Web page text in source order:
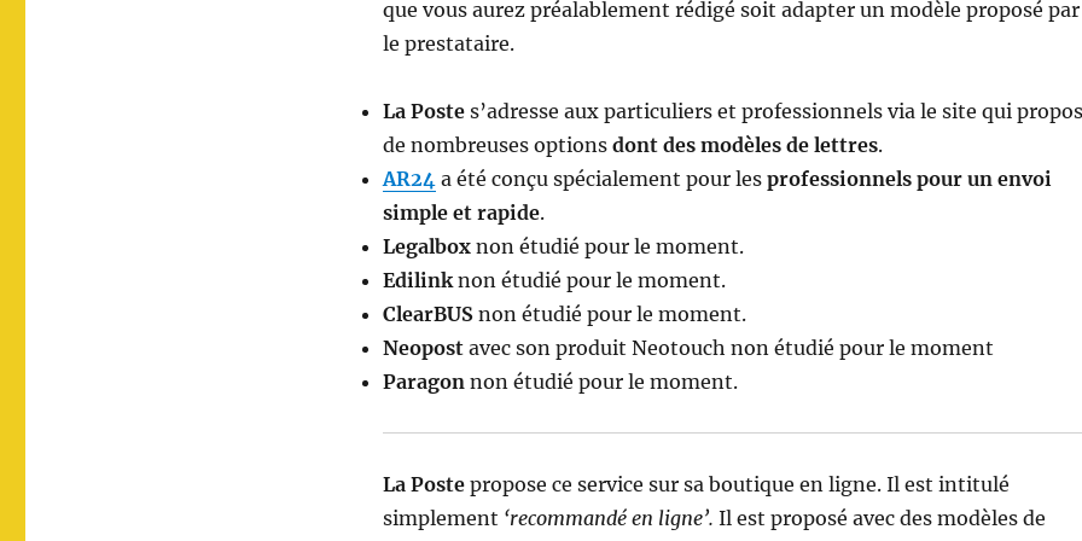
que vous aurez préalablement rédigé soit adapter un modèle proposé par
le prestataire.
La Postes’adresse aux particuliers et professionnels via le site qui
de nombreuses options dont des modèles de lettres.
AR24a été conçu spécialement pour les professionnels pour un envoi
simple et rapide.
Legalboxnon étudié pour le moment.
Edilinknon étudié pour le moment.
ClearBUSnon étudié pour le moment.
Neopostavec son produit Neotouch non étudié pour le moment
Paragonnon étudié pour le moment.
La Postepropose ce service sur sa boutique en ligne. Il est intitulé
simplement ‘recommandé en ligne’. Il est proposé avec des modèles de